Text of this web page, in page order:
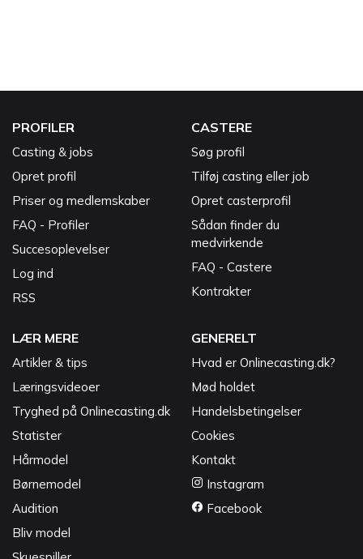
PROFILER
Casting & jobs
Opret profil
Priser og medlemskaber
FAQ - Profiler
Succesoplevelser
Log ind
RSS
CASTERE
Søg profil
Tilføj casting eller job
Opret casterprofil
Sådan finder du
medvirkende
FAQ - Castere
Kontrakter
LÆR MERE
Artikler & tips
Læringsvideoer
Tryghed på Onlinecasting.dk
Statister
Hårmodel
Børnemodel
Audition
Bliv model
GENERELT
Hvad er Onlinecasting.dk?
Mød holdet
Handelsbetingelser
Cookies
Kontakt
Instagram
Facebook